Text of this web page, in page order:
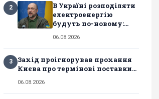
2
В Україні розподіляти
електроенергію
будуть по-новому:...
06.08.2026
3
Захід проігнорував прохання
Києва про термінові поставки...
06.08.2026